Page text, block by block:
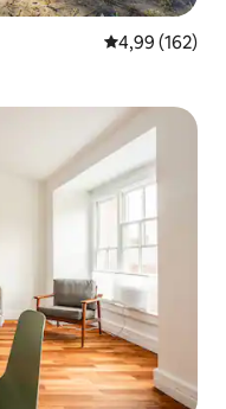
4,99 af 5 í
4,99 (162)